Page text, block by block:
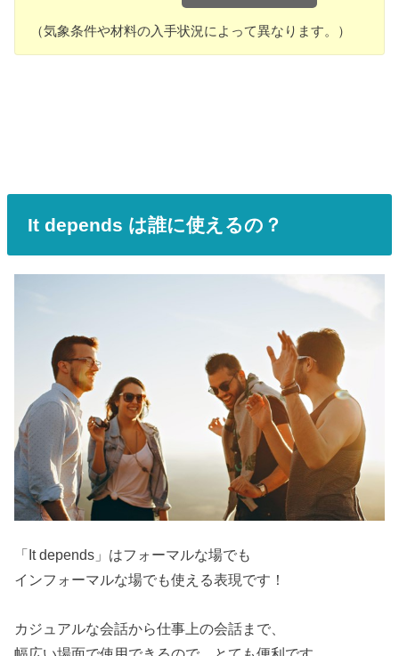
（気象条件や材料の入手状況によって異なります。）
It depends は誰に使えるの？
「It depends」はフォーマルな場でも
インフォーマルな場でも使える表現です！
カジュアルな会話から仕事上の会話まで、